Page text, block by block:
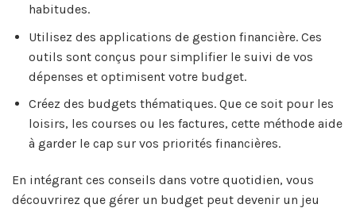
habitudes.
Utilisez des applications de gestion financière. Ces
outils sont conçus pour simplifier le suivi de vos
dépenses et optimisent votre budget.
Créez des budgets thématiques. Que ce soit pour les
loisirs, les courses ou les factures, cette méthode aide
à garder le cap sur vos priorités financières.
En intégrant ces conseils dans votre quotidien, vous
découvrirez que gérer un budget peut devenir un jeu